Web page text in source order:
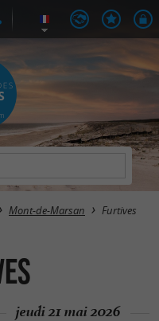
Mont-de-Marsan Furtives
jeudi 21 mai 2026